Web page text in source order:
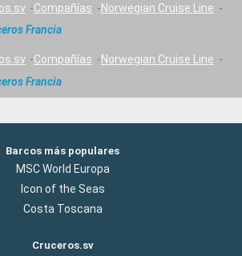
Compañías
Norwegian Cruise Line
Francia
Compañías
Norwegian Cruise Line
Francia
Barcos más populares
MSC World Europa
Icon of the Seas
Costa Toscana
Cruceros.sv